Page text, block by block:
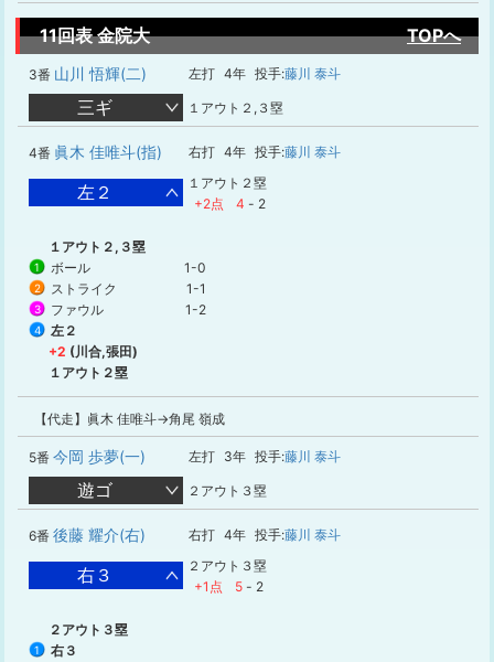
11回表 金院大 TOPへ
3番 山川 悟輝(二) 左打 4年 投手:藤川 泰斗
三ギ １アウト２,３塁
4番 眞木 佳唯斗(指) 右打 4年 投手:藤川 泰斗
左２
１アウト２塁
+2点
4 - 2
１アウト２,３塁
1 ボール 1-0
2 ストライク 1-1
3 ファウル 1-2
4
左２
+2 (川合,張田)
１アウト２塁
【代走】眞木 佳唯斗→角尾 嶺成
5番 今岡 歩夢(一) 左打 3年 投手:藤川 泰斗
遊ゴ ２アウト３塁
6番 後藤 耀介(右) 右打 4年 投手:藤川 泰斗
右３
２アウト３塁
+1点
5 - 2
２アウト３塁
1
右３